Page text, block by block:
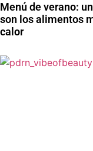
Menú de verano:
son los alimentos
calor